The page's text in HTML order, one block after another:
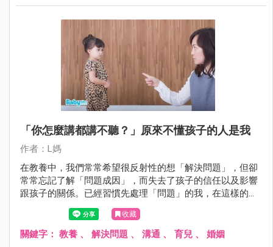
「你怎麼講都講不聽？」原來不懂孩子的人是我
作者：L媽
在教養中，我們常常希望很反射性的想「解決問題」，但卻
常常忘記了解「問題成因」，而失去了孩子的信任以及影響
跟孩子的關係。已經習慣先處理「問題」的我，在這樣的對
話當中深深的學到一課。
收藏
關鍵字： 教養 、 解決問題 、 溝通 、 育兒 、 婚姻